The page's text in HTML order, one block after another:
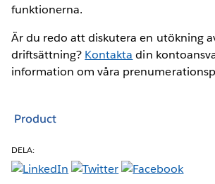
funktionerna.
Är du redo att diskutera en utökning
driftsättning? Kontakta din
information om våra
Product
DELA: